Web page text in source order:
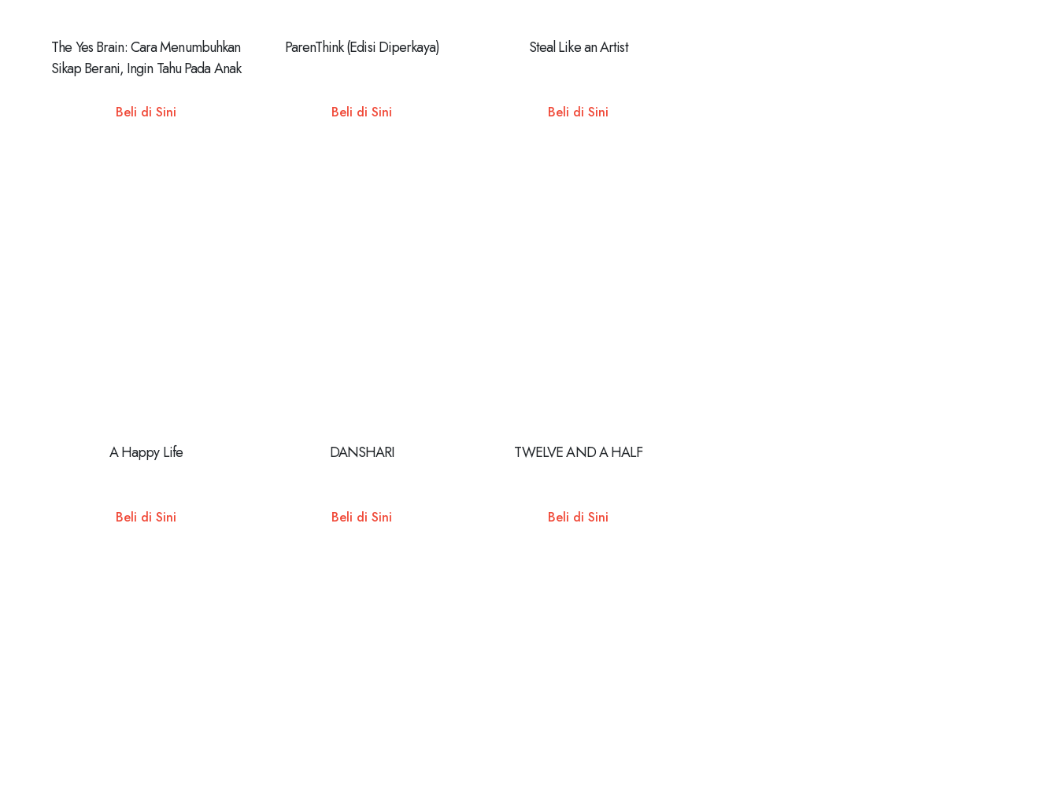
The Yes Brain: Cara Menumbuhkan
Sikap Berani, Ingin Tahu Pada Anak
Beli di Sini
ParenThink (Edisi Diperkaya)
Beli di Sini
Steal Like an Artist
Beli di Sini
A Happy Life
Beli di Sini
DANSHARI
Beli di Sini
TWELVE AND A HALF
Beli di Sini